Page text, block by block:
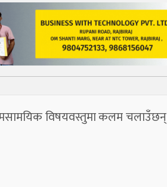
विषयवस्तुमा कलम चलाउँछन्